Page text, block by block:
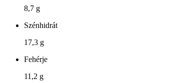
8,7 g
Szénhidrát
17,3 g
Fehérje
11,2 g